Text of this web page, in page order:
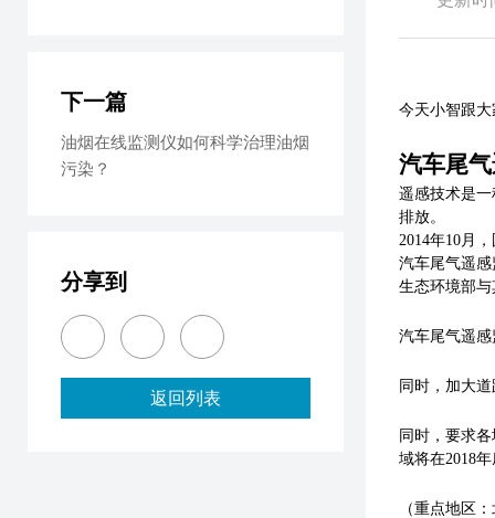
今天小智跟
汽车尾
遥感技术是
排放。
2014年10月
汽车尾气遥
生态环境部与
汽车尾气遥
同时，加大
同时，要求
域将在2018
（重点地区
下一篇
油烟在线监测仪如何科学治理油烟
污染？
分享到
返回列表